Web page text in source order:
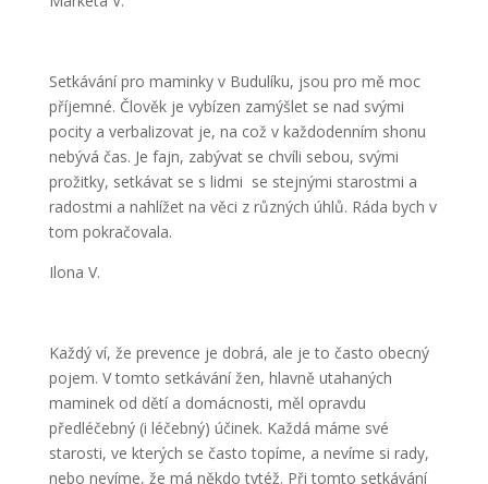
Setkávání pro maminky v Budulíku, jsou pro mě moc
příjemné. Člověk je vybízen zamýšlet se nad svými
pocity a verbalizovat je, na což v každodenním shonu
nebývá čas. Je fajn, zabývat se chvíli sebou, svými
prožitky, setkávat se s lidmi se stejnými starostmi a
radostmi a nahlížet na věci z různých úhlů. Ráda bych v
tom pokračovala.
Ilona V.
Každý ví, že prevence je dobrá, ale je to často obecný
pojem. V tomto setkávání žen, hlavně utahaných
maminek od dětí a domácnosti, měl opravdu
předléčebný (i léčebný) účinek. Každá máme své
starosti, ve kterých se často topíme, a nevíme si rady,
nebo nevíme, že má někdo tytéž. Při tomto setkávání